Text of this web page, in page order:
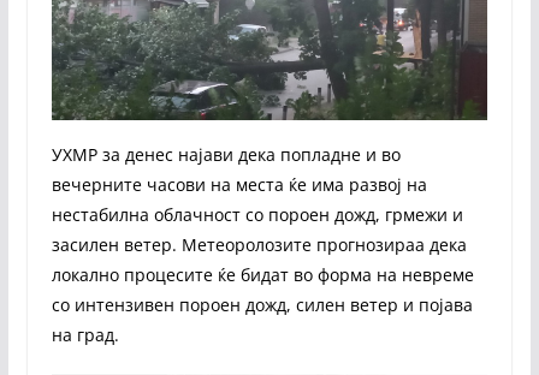
УХМР за денес најави дека попладне и во
вечерните часови на места ќе има развој на
нестабилна облачност со пороен дожд, грмежи и
засилен ветер. Метеоролозите прогнозираа дека
локално процесите ќе бидат во форма на невреме
со интензивен пороен дожд, силен ветер и појава
на град.